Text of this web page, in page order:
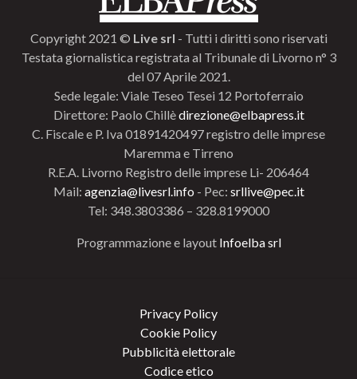
Copyright 2021 © Live srl - Tutti i diritti sono riservati
Testata giornalistica registrata al Tribunale di Livorno n° 3
del 07 Aprile 2021.
Sede legale: Viale Teseo Tesei 12 Portoferraio
Direttore: Paolo Chillèdirezione@elbapress.it
C. Fiscale e P. Iva 01891420497 registro delle imprese
Maremma e Tirreno
R.E.A. Livorno Registro delle imprese Li- 206464
Mail: agenzia@livesrl.info - Pec: srllive@pec.it
Tel: 348.3803386 – 328.8199000
Programmazione e layout Infoelba srl
Privacy Policy
Cookie Policy
Pubblicità elettorale
Codice etico